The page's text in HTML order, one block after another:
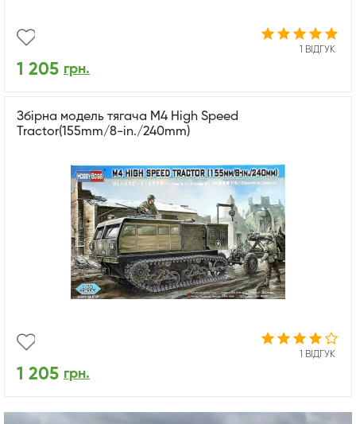
1 ВІДГУК
1 205 грн.
Збірна модель тягача M4 High Speed
Tractor(155mm/8-in./240mm)
1 ВІДГУК
1 205 грн.